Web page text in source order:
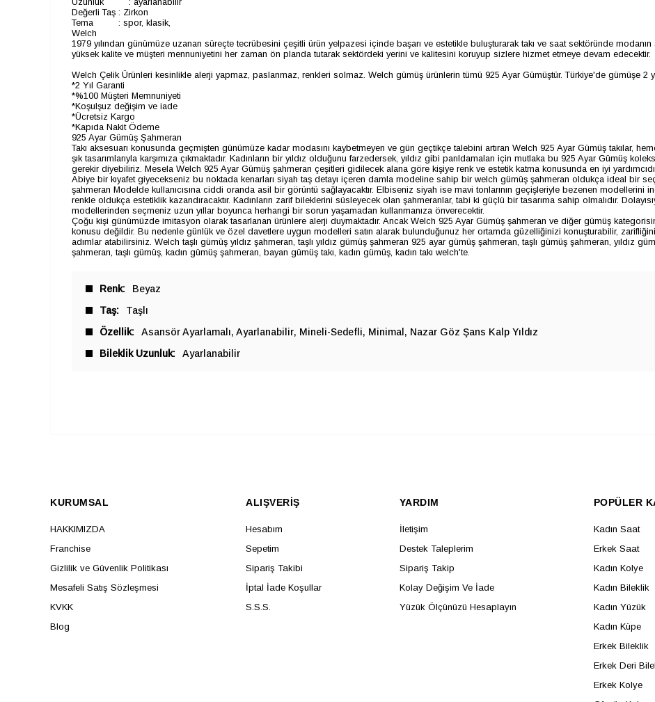
Değerli Taş : Zirkon
Tema
: spor, klasik,
Welch
1979 yılından günümüze uzanan süreçte tecrübesini çeşitli ürün yelpazesi içinde başarı ve estetikle buluşturarak takı ve saat sektöründe
yüksek kalite ve müşteri mennuniyetini her zaman ön planda tutarak sektördeki yerini ve kalitesini koruyup sizlere hizmet etmeye devam edecektir.
Welch Çelik Ürünleri kesinlikle alerji yapmaz, paslanmaz, renkleri solmaz. Welch gümüş ürünlerin tümü 925 Ayar Gümüştür. Türkiye'de gümüşe 2
*2 Yıl Garanti
*%100 Müşteri Memnuniyeti
*Koşulşuz değişim ve iade
*Ücretsiz Kargo
*Kapıda Nakit Ödeme
925 Ayar Gümüş Şahmeran
Takı aksesuarı konusunda geçmişten günümüze kadar modasını kaybetmeyen ve gün geçtikçe talebini artıran Welch 925 Ayar Gümüş takılar,
şık tasarımlarıyla karşımıza çıkmaktadır. Kadınların bir yıldız olduğunu farzedersek, yıldız gibi parıldamaları için mutlaka bu 925 Ayar Gümüş
gerekir diyebiliriz. Mesela Welch 925 Ayar Gümüş şahmeran çeşitleri gidilecek alana göre kişiye renk ve estetik katma konusunda en iyi
Abiye bir kıyafet giyecekseniz bu noktada kenarları siyah taş detayı içeren damla modeline sahip bir welch gümüş şahmeran oldukça ideal bir
şahmeran Modelde kullanıcısına ciddi oranda asil bir görüntü sağlayacaktır. Elbiseniz siyah ise mavi tonlarının geçişleriyle bezenen modellerini
renkle oldukça estetiklik kazandıracaktır. Kadınların zarif bileklerini süsleyecek olan şahmeranlar, tabi ki güçlü bir tasarıma sahip olmalıdır.
modellerinden seçmeniz uzun yıllar boyunca herhangi bir sorun yaşamadan kullanmanıza önverecektir.
Çoğu kişi günümüzde imitasyon olarak tasarlanan ürünlere alerji duymaktadır. Ancak Welch 925 Ayar Gümüş şahmeran ve diğer gümüş
konusu değildir. Bu nedenle günlük ve özel davetlere uygun modelleri satın alarak bulunduğunuz her ortamda güzelliğinizi konuşturabilir,
adımlar atabilirsiniz. Welch taşlı gümüş yıldız şahmeran, taşlı yıldız gümüş şahmeran 925 ayar gümüş şahmeran, taşlı gümüş şahmeran, yıldız
şahmeran, taşlı gümüş, kadın gümüş şahmeran, bayan gümüş takı, kadın gümüş, kadın takı welch'te.
Renk
Beyaz
Taş
Taşlı
Özellik
Asansör Ayarlamalı Ayarlanabilir Mineli-Sedefli Minimal
Nazar Göz Şans Kalp Yıldız
Bileklik Uzunluk
Ayarlanabilir
KURUMSAL
HAKKIMIZDA
Franchise
Gizlilik ve Güvenlik Politikası
Mesafeli Satış Sözleşmesi
KVKK
Blog
ALIŞVERİŞ
Hesabım
Sepetim
Sipariş Takibi
İptal İade Koşullar
S.S.S.
YARDIM
İletişim
Destek Taleplerim
Sipariş Takip
Kolay Değişim Ve İade
Yüzük Ölçünüzü Hesaplayın
POPÜLER
Kadın Saat
Erkek Saat
Kadın Kolye
Kadın Bileklik
Kadın Yüzük
Kadın Küpe
Erkek Bileklik
Erkek Deri
Erkek Kolye